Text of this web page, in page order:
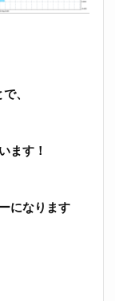
、
ます！
になります